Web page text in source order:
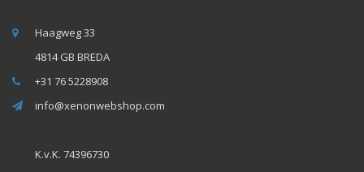
Haagweg 33
4814 GB BREDA
+31 76 5228908
info@xenonwebshop.com
K.v.K. 74396730